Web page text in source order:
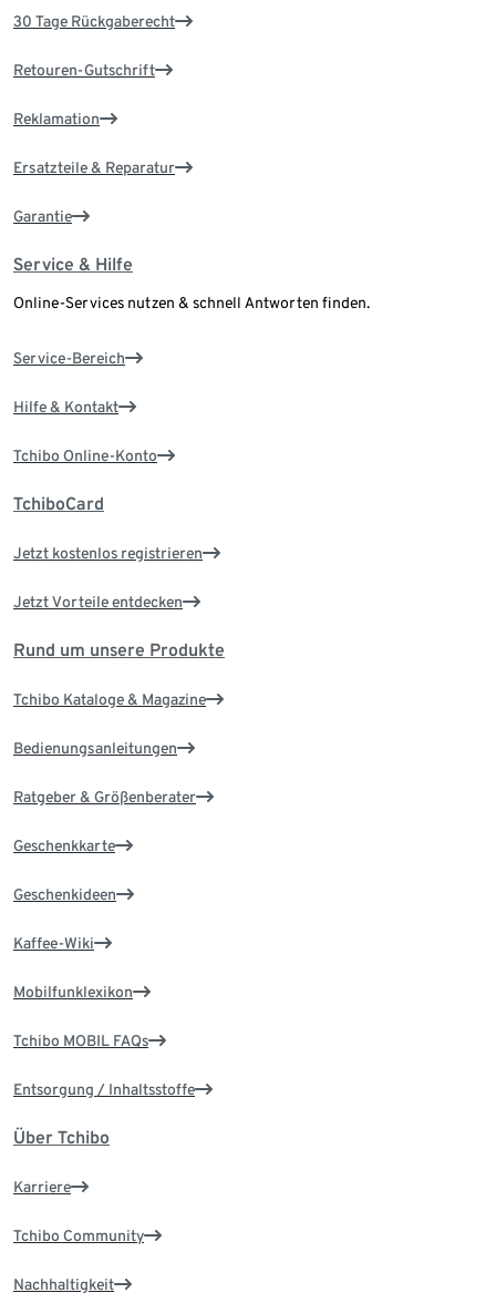
30 Tage Rückgaberecht
Retouren-Gutschrift
Reklamation
Ersatzteile & Reparatur
Garantie
Service & Hilfe
Online-Services nutzen & schnell Antworten finden.
Service-Bereich
Hilfe & Kontakt
Tchibo Online-Konto
TchiboCard
Jetzt kostenlos registrieren
Jetzt Vorteile entdecken
Rund um unsere Produkte
Tchibo Kataloge & Magazine
Bedienungsanleitungen
Ratgeber & Größenberater
Geschenkkarte
Geschenkideen
Kaffee-Wiki
Mobilfunklexikon
Tchibo MOBIL FAQs
Entsorgung / Inhaltsstoffe
Über Tchibo
Karriere
Tchibo Community
Nachhaltigkeit